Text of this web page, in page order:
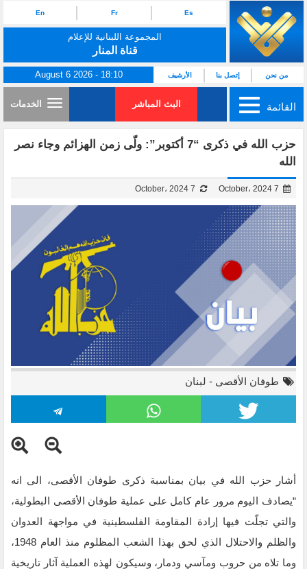
Es
Fr
En
المجموعة اللبنانية للإعلام
قناة المنار
من نحن إتصل بنا الأرشيف August 6 2026 - 18:10
القائمة البث المباشر الخدمات
حزب الله في ذكرى “7 أكتوبر”: ولّى زمن الهزائم وجاء نصر
الله
طوفان الأقصى - لبنان
أشار حزب الله في بيان بمناسبة ذكرى طوفان الأقصى، الى انه
“يصادف اليوم مرور عام كامل على عملية طوفان الأقصى البطولية،
والتي تجلّت فيها إرادة المقاومة الفلسطينية في ‏مواجهة العدوان
والظلم والاحتلال الذي لحق بهذا الشعب المظلوم منذ العام 1948،
وما تلاه من حروب ومآسي ودمار، ‏وسيكون لهذه العملية آثار تاريخية